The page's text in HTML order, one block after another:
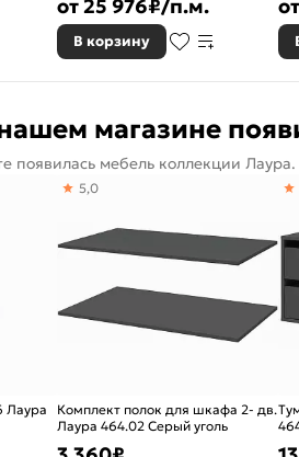
от25 976₽/п.м.
В корзину
от
магазине
появилась мебель коллекции Лаура.
Лаура
Комплект полок для шкафа 2- дв.
Лаура 464.02 Серый уголь
5,0